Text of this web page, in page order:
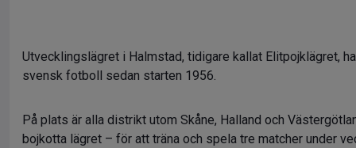
Utvecklingslägret i Halmstad, tidigare kallat Elitpojklägret,
svensk fotboll sedan starten 1956.
På plats är alla distrikt utom Skåne, Halland och
bojkotta lägret – för att träna och spela tre matcher under